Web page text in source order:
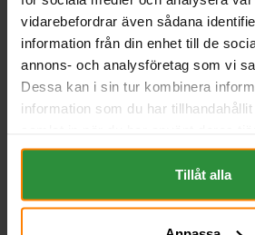
vidarebefordrar även sådana
information från din enhet till de
annons- och analysföretag som vi
Dessa kan i sin tur kombinera
information som du har
om "Cookies" och ditt val finner du
längst ner i "footern" på sidan.
Tillåt alla